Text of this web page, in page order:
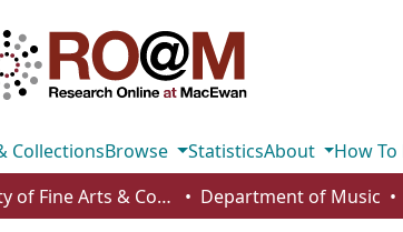
CollectionsBrowse StatisticsAbout
How
Faculty of Fine Arts & Communications Department of Music